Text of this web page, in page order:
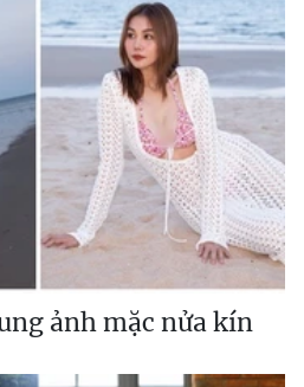
ảnh mặc nửa kín